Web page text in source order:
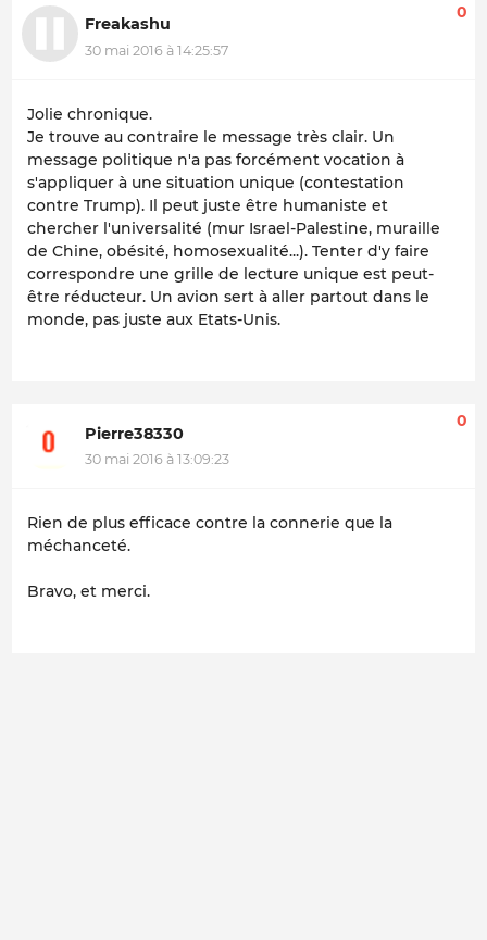
Freakashu
30 mai 2016 à 14:25:57
0
Jolie chronique.
Je trouve au contraire le message très clair. Un
message politique n'a pas forcément vocation à
s'appliquer à une situation unique (contestation
contre Trump). Il peut juste être humaniste et
chercher l'universalité (mur Israel-Palestine, muraille
de Chine, obésité, homosexualité...). Tenter d'y faire
correspondre une grille de lecture unique est peut-
être réducteur. Un avion sert à aller partout dans le
monde, pas juste aux Etats-Unis.
Pierre38330
30 mai 2016 à 13:09:23
0
Rien de plus efficace contre la connerie que la
méchanceté.
Bravo, et merci.